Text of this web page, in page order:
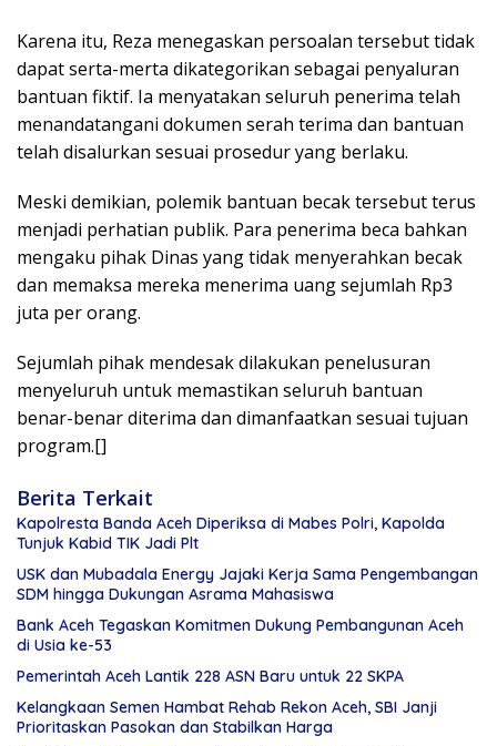
Karena itu, Reza menegaskan persoalan tersebut tidak
dapat serta-merta dikategorikan sebagai penyaluran
bantuan fiktif. Ia menyatakan seluruh penerima telah
menandatangani dokumen serah terima dan bantuan
telah disalurkan sesuai prosedur yang berlaku.
Meski demikian, polemik bantuan becak tersebut terus
menjadi perhatian publik. Para penerima beca bahkan
mengaku pihak Dinas yang tidak menyerahkan becak
dan memaksa mereka menerima uang sejumlah Rp3
juta per orang.
Sejumlah pihak mendesak dilakukan penelusuran
menyeluruh untuk memastikan seluruh bantuan
benar-benar diterima dan dimanfaatkan sesuai tujuan
program.[]
Berita Terkait
Kapolresta Banda Aceh Diperiksa di Mabes Polri, Kapolda
Tunjuk Kabid TIK Jadi Plt
USK dan Mubadala Energy Jajaki Kerja Sama Pengembangan
SDM hingga Dukungan Asrama Mahasiswa
Bank Aceh Tegaskan Komitmen Dukung Pembangunan Aceh
di Usia ke-53
Pemerintah Aceh Lantik 228 ASN Baru untuk 22 SKPA
Kelangkaan Semen Hambat Rehab Rekon Aceh, SBI Janji
Prioritaskan Pasokan dan Stabilkan Harga